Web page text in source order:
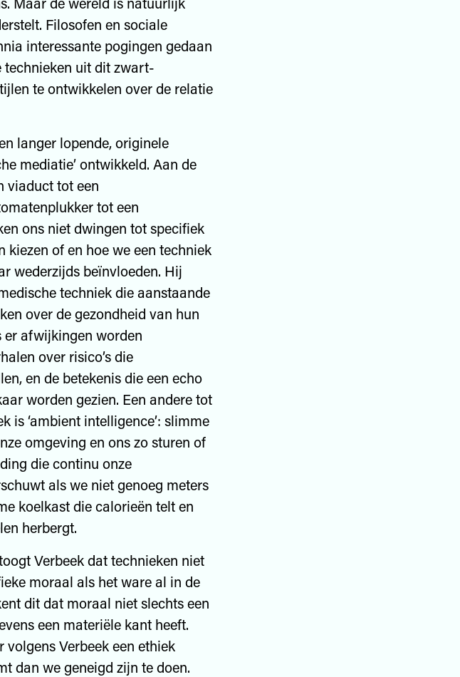
Filosofen en sociale
interessante pogingen gedaan
technieken uit dit zwart-
te ontwikkelen over de relatie
langer lopende, originele
mediatie’ ontwikkeld. Aan de
viaduct tot een
tot een
ons niet dwingen tot specifiek
of en hoe we een techniek
wederzijds beïnvloeden. Hij
techniek die aanstaande
over de gezondheid van hun
er afwijkingen worden
over risico’s die
en de betekenis die een echo
worden gezien. Een andere tot
is ‘ambient intelligence’: slimme
omgeving en ons zo sturen of
die continu onze
als we niet genoeg meters
koelkast die calorieën telt en
herbergt.
Verbeek dat technieken niet
moraal als het ware al in de
dit dat moraal niet slechts een
een materiële kant heeft.
Verbeek een ethiek
dan we geneigd zijn te doen.